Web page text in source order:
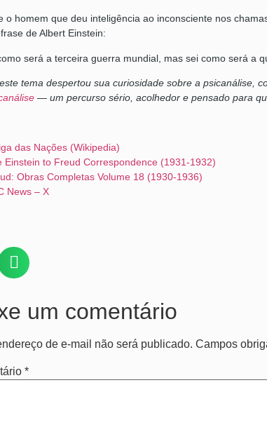
o homem que deu inteligência ao inconsciente nos
de Albert Einstein:
será a terceira guerra mundial, mas sei como será a
tema despertou sua curiosidade sobre a psicanálise,
— um percurso sério, acolhedor e pensado para
das Nações (Wikipedia)
Einstein to Freud Correspondence (1931-1932)
Obras Completas Volume 18 (1930-1936)
News – X
um comentário
de e-mail não será publicado. Campos
*